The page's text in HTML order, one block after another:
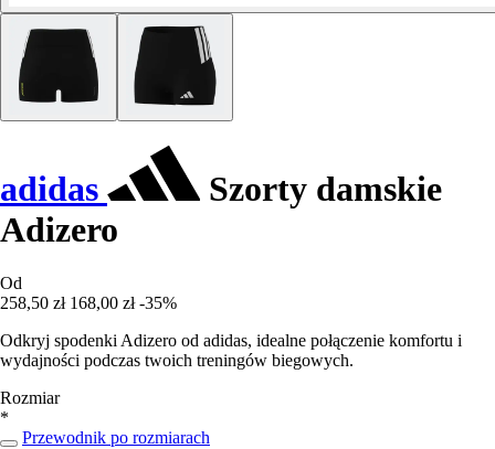
adidas
Szorty damskie
Adizero
Od
258,50 zł 168,00 zł -35%
Odkryj spodenki Adizero od adidas, idealne połączenie komfortu i
wydajności podczas twoich treningów biegowych.
Rozmiar
*
Przewodnik po rozmiarach